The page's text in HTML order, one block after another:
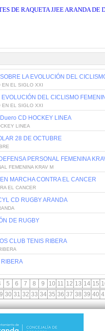
DE RAQUETA JJEE ARANDA DE
LA EVOLUCIÓN DEL
EN EL SIGLO XXI
DEL CICLISMO
EN EL SIGLO XXI
CD HOCKEY LINEA
LINEA
28 DE OCTUBRE
PERSONAL FEMENINA
FEMENINA KRAV M
MARCHA CONTRA EL CANCER
EL CANCER
CD RUGBY ARANDA
DE RUGBY
CLUB TENIS RIBERA
RIBERA
5 6 7 8 9 10 11 12 13 14 15
30 31 32 33 34 35 36 37 38 39 40